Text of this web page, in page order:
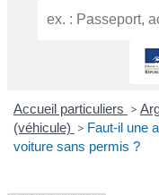
Accueil particuliers >
(véhicule) > Faut-il une
voiture sans permis ?